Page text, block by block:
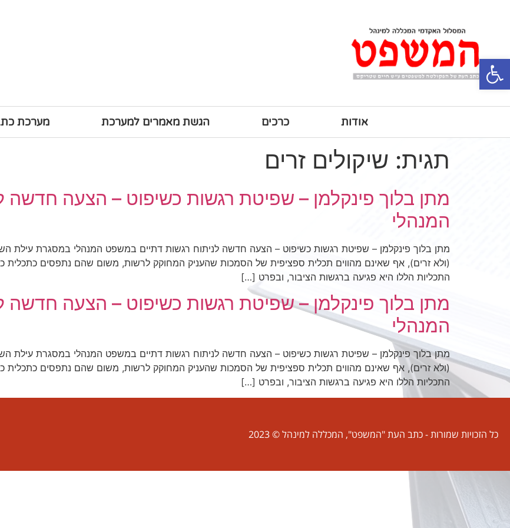
פתח סרגל נגישות
אודות כרכים הגשת מאמרים למערכת מערכת
תגית: שיקולים זרים
מתן בלוך פינקלמן – שפיטת רגשות כשיפוט – הצעה חדשה
המנהלי
מתן בלוך פינקלמן – שפיטת רגשות כשיפוט – הצעה חדשה לניתוח רגשות דתיים במשפט המנהלי במסגרת עילת
(ולא זרים), אף שאינם מהווים תכלית ספציפית של הסמכות שהעניק המחוקק לרשות, משום שהם נתפסים
התכליות הללו היא פגיעה ברגשות הציבור, ובפרט […]
מתן בלוך פינקלמן – שפיטת רגשות כשיפוט – הצעה חדשה
המנהלי
מתן בלוך פינקלמן – שפיטת רגשות כשיפוט – הצעה חדשה לניתוח רגשות דתיים במשפט המנהלי במסגרת עילת
(ולא זרים), אף שאינם מהווים תכלית ספציפית של הסמכות שהעניק המחוקק לרשות, משום שהם נתפסים
התכליות הללו היא פגיעה ברגשות הציבור, ובפרט […]
כל הזכויות שמורות - כתב העת "המשפט", המכללה למינהל © 2023